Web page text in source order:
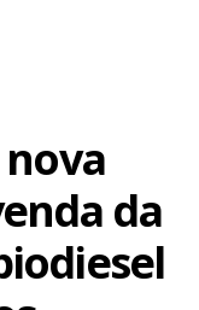
da